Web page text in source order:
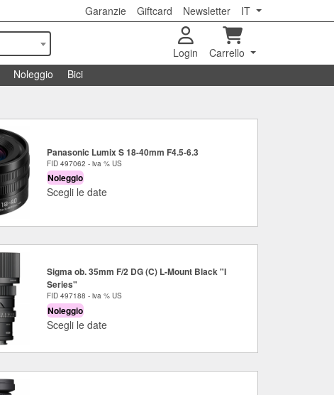
Garanzie Giftcard Newsletter IT
Login
Carrello
Noleggio Bici
Panasonic Lumix S 18-40mm F4.5-6.3
FID 497062 - iva % US
Noleggio
Scegli le date
Sigma ob. 35mm F/2 DG (C) L-Mount Black "I
Series"
FID 497188 - iva % US
Noleggio
Scegli le date